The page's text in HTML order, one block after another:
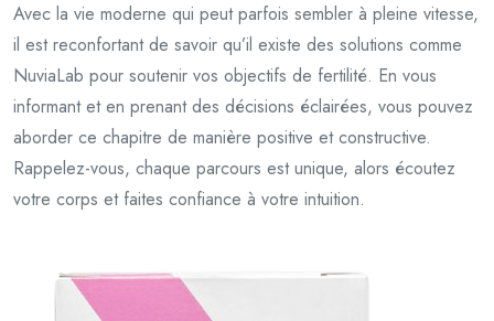
Avec la vie moderne qui peut parfois sembler à pleine vitesse,
il est reconfortant de savoir qu’il existe des solutions comme
NuviaLab pour soutenir vos objectifs de fertilité. En vous
informant et en prenant des décisions éclairées, vous pouvez
aborder ce chapitre de manière positive et constructive.
Rappelez-vous, chaque parcours est unique, alors écoutez
votre corps et faites confiance à votre intuition.